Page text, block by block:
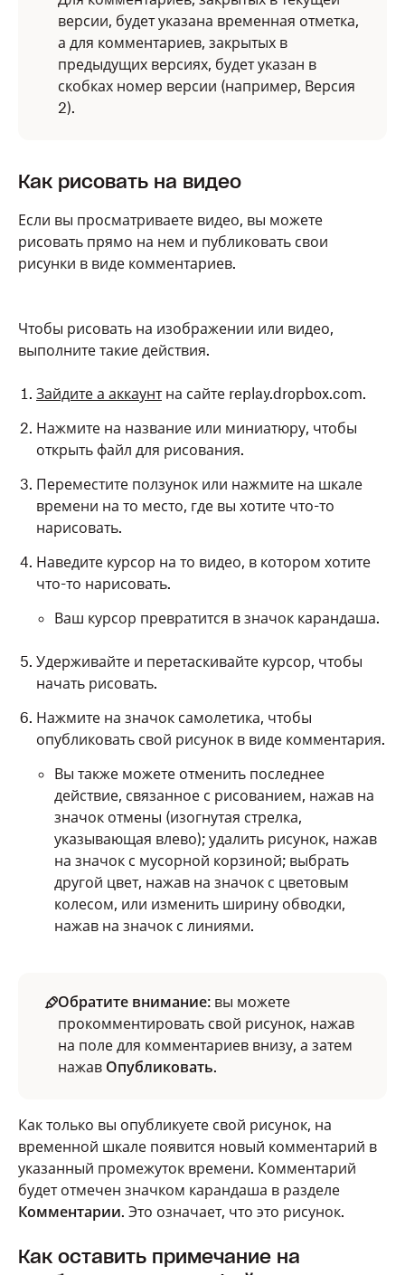
отображаться только в начале диапазона.
версии, будет указана временная отметка,
а для комментариев, закрытых в
предыдущих версиях, будет указан в
скобках номер версии (например, Версия
2).
Как рисовать на видео
Если вы просматриваете видео, вы можете
рисовать прямо на нем и публиковать свои
рисунки в виде комментариев.
Чтобы рисовать на изображении или видео,
выполните такие действия.
Зайдите а аккаунтна сайте replay.dropbox.com.
Нажмите на название или миниатюру, чтобы
открыть файл для рисования.
Переместите ползунок или нажмите на шкале
времени на то место, где вы хотите что-то
нарисовать.
Наведите курсор на то видео, в котором хотите
что-то нарисовать.
Ваш курсор превратится в значок карандаша.
Удерживайте и перетаскивайте курсор, чтобы
начать рисовать.
Нажмите на значок самолетика, чтобы
опубликовать свой рисунок в виде комментария.
Вы также можете отменить последнее
действие, связанное с рисованием, нажав на
значок отмены (изогнутая стрелка,
указывающая влево); удалить рисунок, нажав
на значок с мусорной корзиной; выбрать
другой цвет, нажав на значок с цветовым
колесом, или изменить ширину обводки,
нажав на значок с линиями.
Обратите внимание: вы можете
прокомментировать свой рисунок, нажав
на поле для комментариев внизу, а затем
нажав Опубликовать.
Как только вы опубликуете свой рисунок, на
временной шкале появится новый комментарий в
указанный промежуток времени. Комментарий
будет отмечен значком карандаша в разделе
Комментарии. Это означает, что это рисунок.
Как оставить примечание на